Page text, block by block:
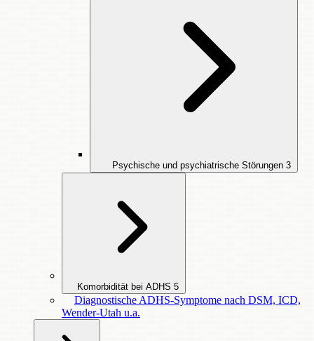
Psychische und psychiatrische Störungen 3
Komorbidität bei ADHS 5
Diagnostische ADHS-Symptome nach DSM, ICD,
Wender-Utah u.a.